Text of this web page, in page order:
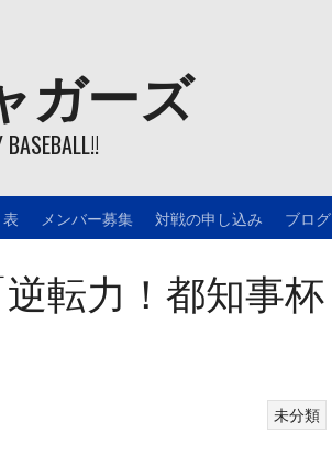
ガーズ
BASEBALL!!
メンバー募集 対戦の申し込み ブログ
逆転力！都知事杯
未分類